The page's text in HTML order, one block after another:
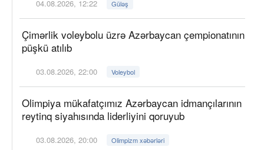
04.08.2026, 12:22 Güləş
Çimərlik voleybolu üzrə Azərbaycan çempionatının
püşkü atılıb
03.08.2026, 22:00 Voleybol
Olimpiya mükafatçımız Azərbaycan idmançılarının
reytinq siyahısında liderliyini qoruyub
03.08.2026, 20:00 Olimpizm xəbərləri